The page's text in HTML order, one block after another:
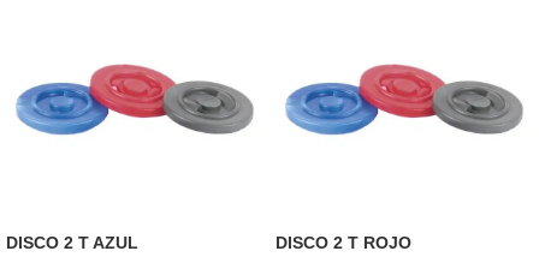
DISCO 2 T AZUL DISCO 2 T ROJO